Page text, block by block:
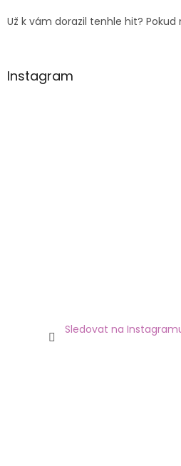
Už k vám dorazil tenhle hit? Pokud
Instagram
Sledovat na